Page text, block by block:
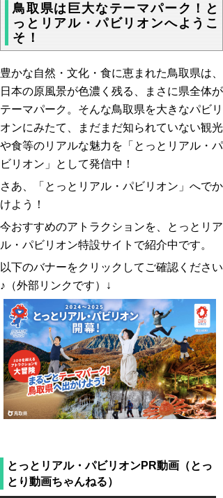
鳥取県は巨大なテーマパーク！と
っとリアル・パビリオンへようこ
そ！
豊かな自然・文化・食に恵まれた鳥取県は、
日本の原風景が色濃く残る、まさに県全体が
テーマパーク。 そんな鳥取県を大きなパビリ
オンにみたて、まだまだ知られていない観光
や食等のリアルな魅力を「とっとリアル・パ
ビリオン」として発信中！
さあ、「とっとリアル・パビリオン」へでか
けよう！
今おすすめのアトラクションを、とっとリア
ル・パビリオン特設サイトで紹介中です。
以下のバナーをクリックしてご確認ください
♪（外部リンクです）↓
とっとリアル・パビリオンPR動画（とっ
とり動画ちゃんねる）